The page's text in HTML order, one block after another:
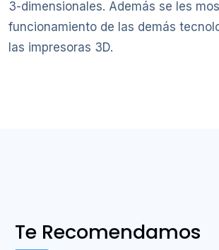
3-dimensionales. Además se les
funcionamiento de las demás
las impresoras 3D.
Te Recomendamos